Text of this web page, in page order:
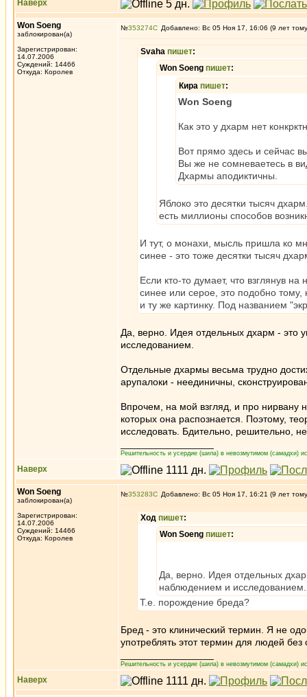
Наверх
Won Soeng
заблокирован(а)
Зарегистрирован:
14.07.2006
Суждений: 14466
Откуда: Королев
№353274 Добавлено: Вс 05 Ноя 17, 16:06 (9 лет
Svaha пишет:
Won Soeng пишет:
Кира пишет:
Won Soeng
Как это у дхарм нет
Вот прямо здесь и сейчас
Вы же не сомневаетесь в
Дхармы аподиктичны.
Яблоко это десятки тысяч
есть миллионы способов
И тут, о монахи, мысль пришла ко
синее - это тоже десятки тысяч
Если кто-то думает, что взглянув
синее или серое, это подобно
и ту же картинку. Под названием
Да, верно. Идея отдельных дхарм - это
исследованием.
Отдельные дхармы весьма трудно
арупалоки - неединичны,
Впрочем, на мой взгляд, и про нирвану
которых она распознается. Поэтому,
исследовать. Бдительно, решительно,
Решительность и усердие (шила) в невозмутимом (самадхи)
Наверх
Won Soeng
заблокирован(а)
Зарегистрирован:
14.07.2006
Суждений: 14466
Откуда: Королев
№353283 Добавлено: Вс 05 Ноя 17, 16:21 (9 лет
Ход пишет:
Won Soeng пишет:
Да, верно. Идея отдельных
наблюдением и исследованием.
Т.е. порождение бреда?
Бред - это клинический термин. Я не
употреблять этот термин для людей без
Решительность и усердие (шила) в невозмутимом (самадхи)
Наверх